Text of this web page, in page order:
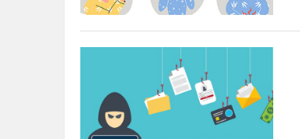
duomenų
viliojimo
(angl.